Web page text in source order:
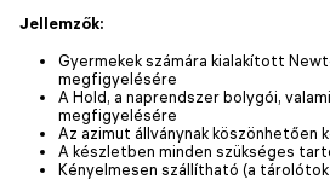
Jellemzők:
Gyermekek számára kialakított
megfigyelésére
A Hold, a naprendszer bolygói,
megfigyelésére
Az azimut állványnak köszönhetően
A készletben minden szükséges
Kényelmesen szállítható (a